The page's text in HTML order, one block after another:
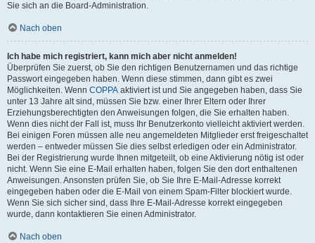
Sie sich an die Board-Administration.
Nach oben
Ich habe mich registriert, kann mich aber nicht anmelden!
Überprüfen Sie zuerst, ob Sie den richtigen Benutzernamen und das richtige
Passwort eingegeben haben. Wenn diese stimmen, dann gibt es zwei
Möglichkeiten. Wenn COPPA aktiviert ist und Sie angegeben haben, dass Sie
unter 13 Jahre alt sind, müssen Sie bzw. einer Ihrer Eltern oder Ihrer
Erziehungsberechtigten den Anweisungen folgen, die Sie erhalten haben.
Wenn dies nicht der Fall ist, muss Ihr Benutzerkonto vielleicht aktiviert werden.
Bei einigen Foren müssen alle neu angemeldeten Mitglieder erst freigeschaltet
werden – entweder müssen Sie dies selbst erledigen oder ein Administrator.
Bei der Registrierung wurde Ihnen mitgeteilt, ob eine Aktivierung nötig ist oder
nicht. Wenn Sie eine E-Mail erhalten haben, folgen Sie den dort enthaltenen
Anweisungen. Ansonsten prüfen Sie, ob Sie Ihre E-Mail-Adresse korrekt
eingegeben haben oder die E-Mail von einem Spam-Filter blockiert wurde.
Wenn Sie sich sicher sind, dass Ihre E-Mail-Adresse korrekt eingegeben
wurde, dann kontaktieren Sie einen Administrator.
Nach oben